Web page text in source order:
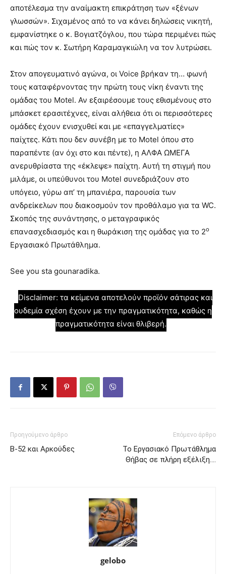
αποτέλεσμα την αναίμακτη επικράτηση των «ξένων
γλωσσών». Σιχαμένος από το να κάνει δηλώσεις νικητή,
εμφανίστηκε ο κ. Βογιατζόγλου, που τώρα περιμένει πώς
και πώς τον κ. Σωτήρη Καραμαγκιώλη να τον λυτρώσει.
Στον απογευματινό αγώνα, οι Voice βρήκαν τη… φωνή
τους καταφέρνοντας την πρώτη τους νίκη έναντι της
ομάδας του Motel. Αν εξαιρέσουμε τους εθισμένους στο
μπάσκετ ερασιτέχνες, είναι αλήθεια ότι οι περισσότερες
ομάδες έχουν ενισχυθεί και με «επαγγελματίες»
παίχτες. Κάτι που δεν συνέβη με το Motel όπου στο
παραπέντε (αν όχι στο και πέντε), η ΑΛΦΑ ΩΜΕΓΑ
ανερυθρίαστα της «έκλεψε» παίχτη. Αυτή τη στιγμή που
μιλάμε, οι υπεύθυνοι του Motel συνεδριάζουν στο
υπόγειο, γύρω απ’ τη μπανιέρα, παρουσία των
ανδρείκελων που διακοσμούν τον προθάλαμο για τα WC.
Σκοπός της συνάντησης, ο μεταγραφικός
επανασχεδιασμός και η θωράκιση της ομάδας για το 2ο
Εργασιακό Πρωτάθλημα.
See you sta gounaradika.
Disclaimer: τα κείμενα αποτελούν προϊόν σάτιρας και
ουδεμία σχέση έχουν με την πραγματικότητα, καθώς η
πραγματικότητα είναι θλιβερή.
Προηγούμενο άρθρο
B-52 και Αρκούδες
Επόμενο άρθρο
Το Εργασιακό Πρωτάθλημα
Θήβας σε πλήρη εξέλιξη….
gelobo